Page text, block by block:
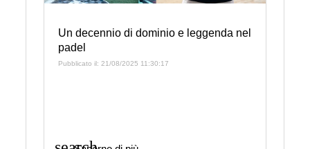
Un decennio di dominio e leggenda nel
padel
Pubblicato il: 21/08/2025 11:30:17